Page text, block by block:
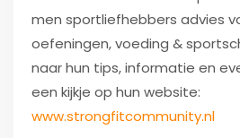
men sportliefhebbers advies
oefeningen, voeding &
naar hun tips, informatie en
een kijkje op hun website:
www.strongfitcommunity.nl